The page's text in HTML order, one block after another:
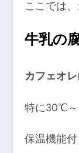
ここでは
牛乳の
カフェオ
特に30℃～
保温機能